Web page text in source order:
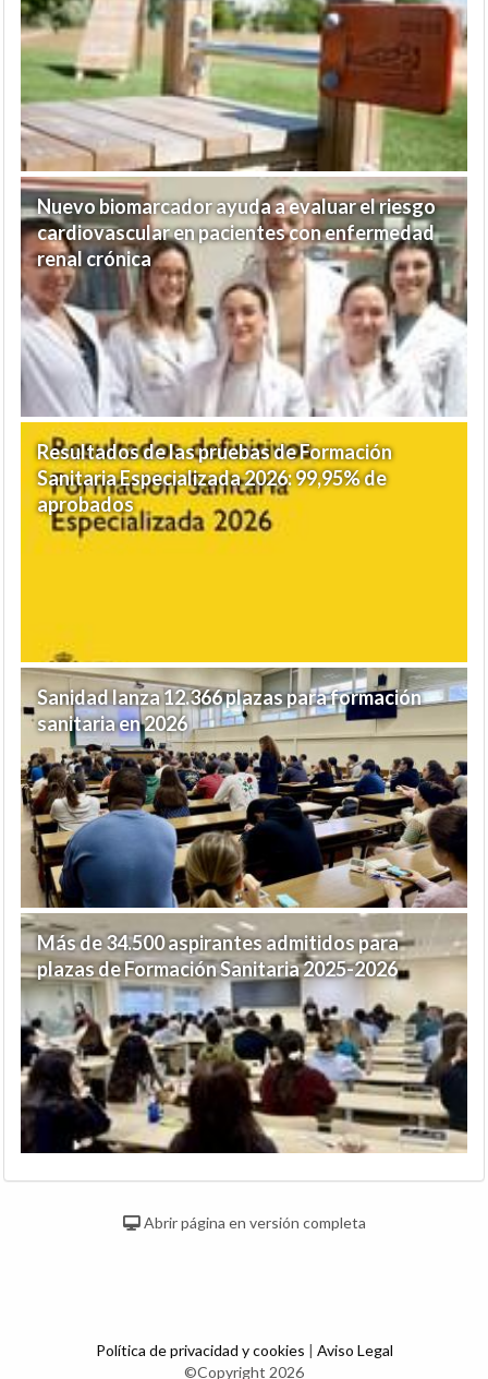
Nuevo biomarcador ayuda a evaluar el riesgo
cardiovascular en pacientes con enfermedad
renal crónica
Resultados de las pruebas de Formación
Sanitaria Especializada 2026: 99,95% de
aprobados
Sanidad lanza 12.366 plazas para formación
sanitaria en 2026
Más de 34.500 aspirantes admitidos para
plazas de Formación Sanitaria 2025-2026
Abrir página en versión completa
Política de privacidad y cookies | Aviso Legal
©Copyright 2026